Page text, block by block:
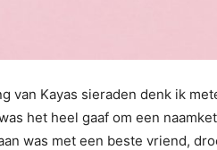
van Kayas sieraden denk ik
het heel gaaf om een
was met een beste vriend,